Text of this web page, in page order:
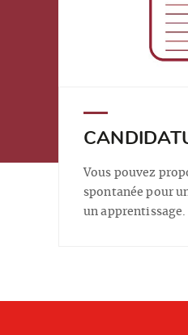
Vous pouvez
spontanée pour
un apprentissage.